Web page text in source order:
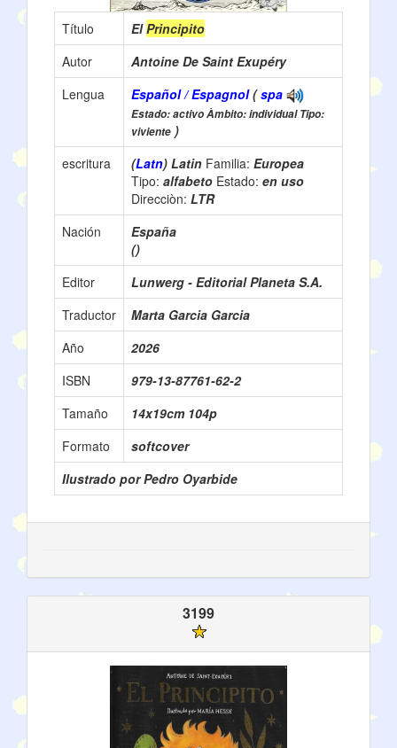
Título ElPrincipito
Autor
Antoine De Saint Exupéry
Lengua
Español / Espagnol(spa
Estado: activo Àmbito: individual Tipo:
viviente )
escritura
(Latn) Latin Familia: Europea
Tipo: alfabeto Estado: en uso
Direcciòn: LTR
Nación
España
()
Editor
Lunwerg - Editorial Planeta S.A.
Traductor
Marta Garcia Garcia
Año
2026
ISBN
979-13-87761-62-2
Tamaño
14x19cm 104p
Formato
softcover
Ilustrado por Pedro Oyarbide
3199